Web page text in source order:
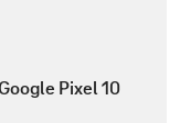
Pixel 10